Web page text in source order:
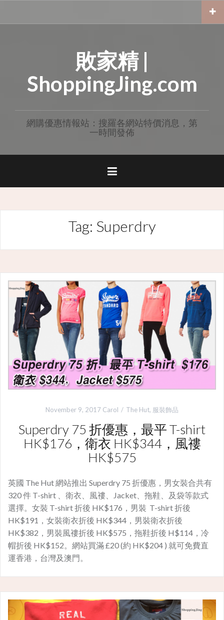
敗家精 |
ShoppingJing.com
網購優惠情報站：搜羅各網站特價消息，第
一時間發佈
Tag: Superdry
November 9, 2017 Carol The Hut, 服裝飾品
Superdry 75 折優惠，最平 T-shirt
HK$176，衛衣 HK$344，風䄛
HK$575
英國 The Hut 網站推出 Superdry 75 折優惠，男女裝合共有
320 件 T-shirt 、衛衣、風䄛、Jacket、拖鞋、及袋等款式
選擇。女裝 T-shirt 折後 HK$176，男裝 T-shirt 折後
HK$191，女裝衛衣折後 HK$344，男裝衛衣折後
HK$382，男裝風䄛折後 HK$575，拖鞋折後 H$114，冷
帽折後 HK$152。網站買滿 £20 (約 HK$204 ) 就可免費直
運香港，台灣及澳門。